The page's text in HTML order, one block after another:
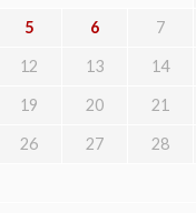
5 6 7
12 13 14
19 20 21
26 27 28